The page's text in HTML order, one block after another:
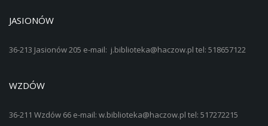
JASIONÓW
36-213 Jasionów 205 e-mail: j.biblioteka@haczow.pl tel: 518657122
WZDÓW
36-211 Wzdów 66 e-mail: w.biblioteka@haczow.pl tel: 517272215